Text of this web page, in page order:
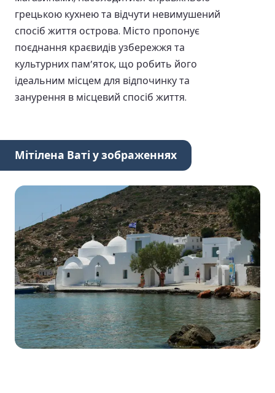
грецькою кухнею та відчути невимушений
спосіб життя острова. Місто пропонує
поєднання краєвидів узбережжя та
культурних пам’яток, що робить його
ідеальним місцем для відпочинку та
занурення в місцевий спосіб життя.
Мітілена Ваті у зображеннях